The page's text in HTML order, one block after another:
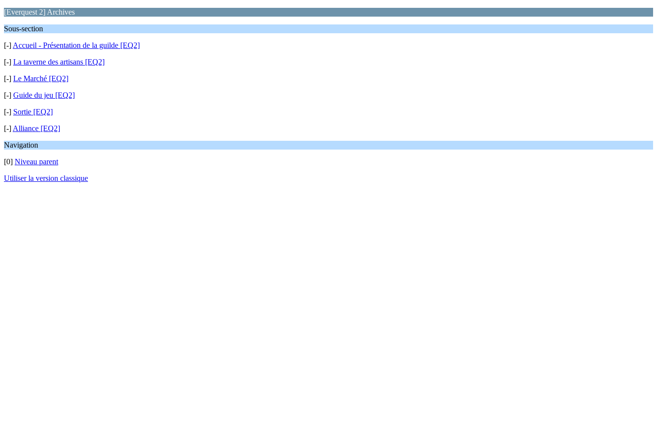
[Everquest 2] Archives
Sous-section
[-] Accueil - Présentation de la guilde [EQ2]
[-] La taverne des artisans [EQ2]
[-] Le Marché [EQ2]
[-] Guide du jeu [EQ2]
[-] Sortie [EQ2]
[-] Alliance [EQ2]
Navigation
[0] Niveau parent
Utiliser la version classique